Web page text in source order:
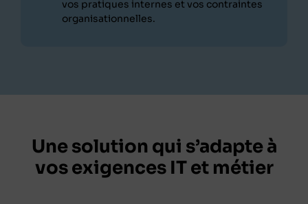
vos pratiques internes et vos contraintes
organisationnelles.
Une solution qui s’adapte à
vos exigences IT et métier